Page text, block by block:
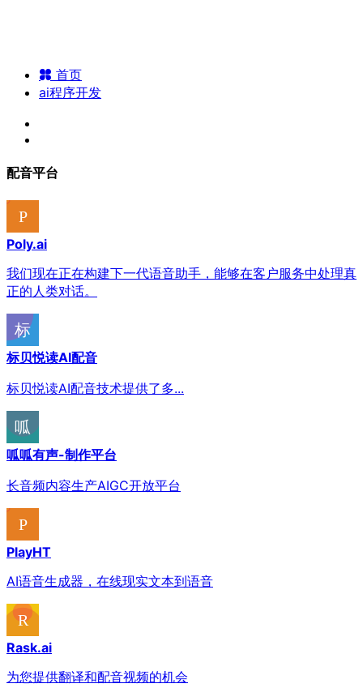
首页
ai程序开发
配音平台
Poly.ai
我们现在正在构建下一代语音助手，能够在客户服务中处理真
正的人类对话。
标贝悦读AI配音
标贝悦读AI配音技术提供了多...
呱呱有声-制作平台
长音频内容生产AIGC开放平台
PlayHT
AI语音生成器，在线现实文本到语音
Rask.ai
为您提供翻译和配音视频的机会